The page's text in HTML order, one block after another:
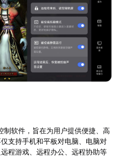
制软件，旨在为用户提供便捷、高
支持手机和平板对电脑、电脑对
程游戏、远程办公、远程协助等